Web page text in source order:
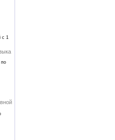
с 1
по